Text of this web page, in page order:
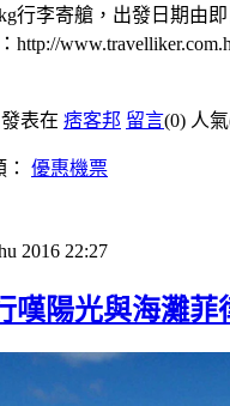
行李寄艙，出發日期由
http://
表在 痞客邦 留言(0) 人
優惠機票
2016 22:27
嘆陽光與海灘